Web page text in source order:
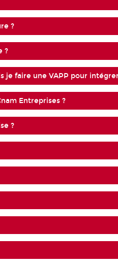
?
?
je faire une VAPP pour
Entreprises ?
?